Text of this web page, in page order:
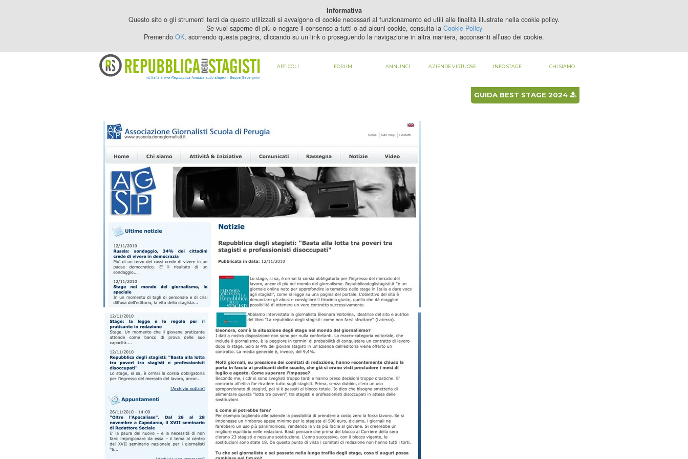
REGISTRATI
LOGIN
PER VEDERE QUESTO CONTENUTO DEVI
GUIDA BEST STAGE 2024
ARTICOLI FORUM ANNUNCI AZIENDE VIRTUOSE INFO STAGE CHI SIAMO
Informativa
Questo sito o gli strumenti terzi da questo utilizzati si avvalgono di cookie necessari al funzionamento ed utili alle finalità illustrate nella cookie policy.
Se vuoi saperne di più o negare il consenso a tutti o ad alcuni cookie, consulta la Cookie Policy
Premendo OK, scorrendo questa pagina, cliccando su un link o proseguendo la navigazione in altra maniera, acconsenti all’uso dei cookie.